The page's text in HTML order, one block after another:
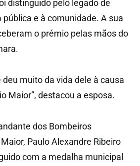
distinguido pelo legado de
e à comunidade. A sua
o prémio pelas mãos do
deu muito da vida dele à causa
Maior”, destacou a esposa.
dos Bombeiros
Paulo Alexandre Ribeiro
com a medalha municipal